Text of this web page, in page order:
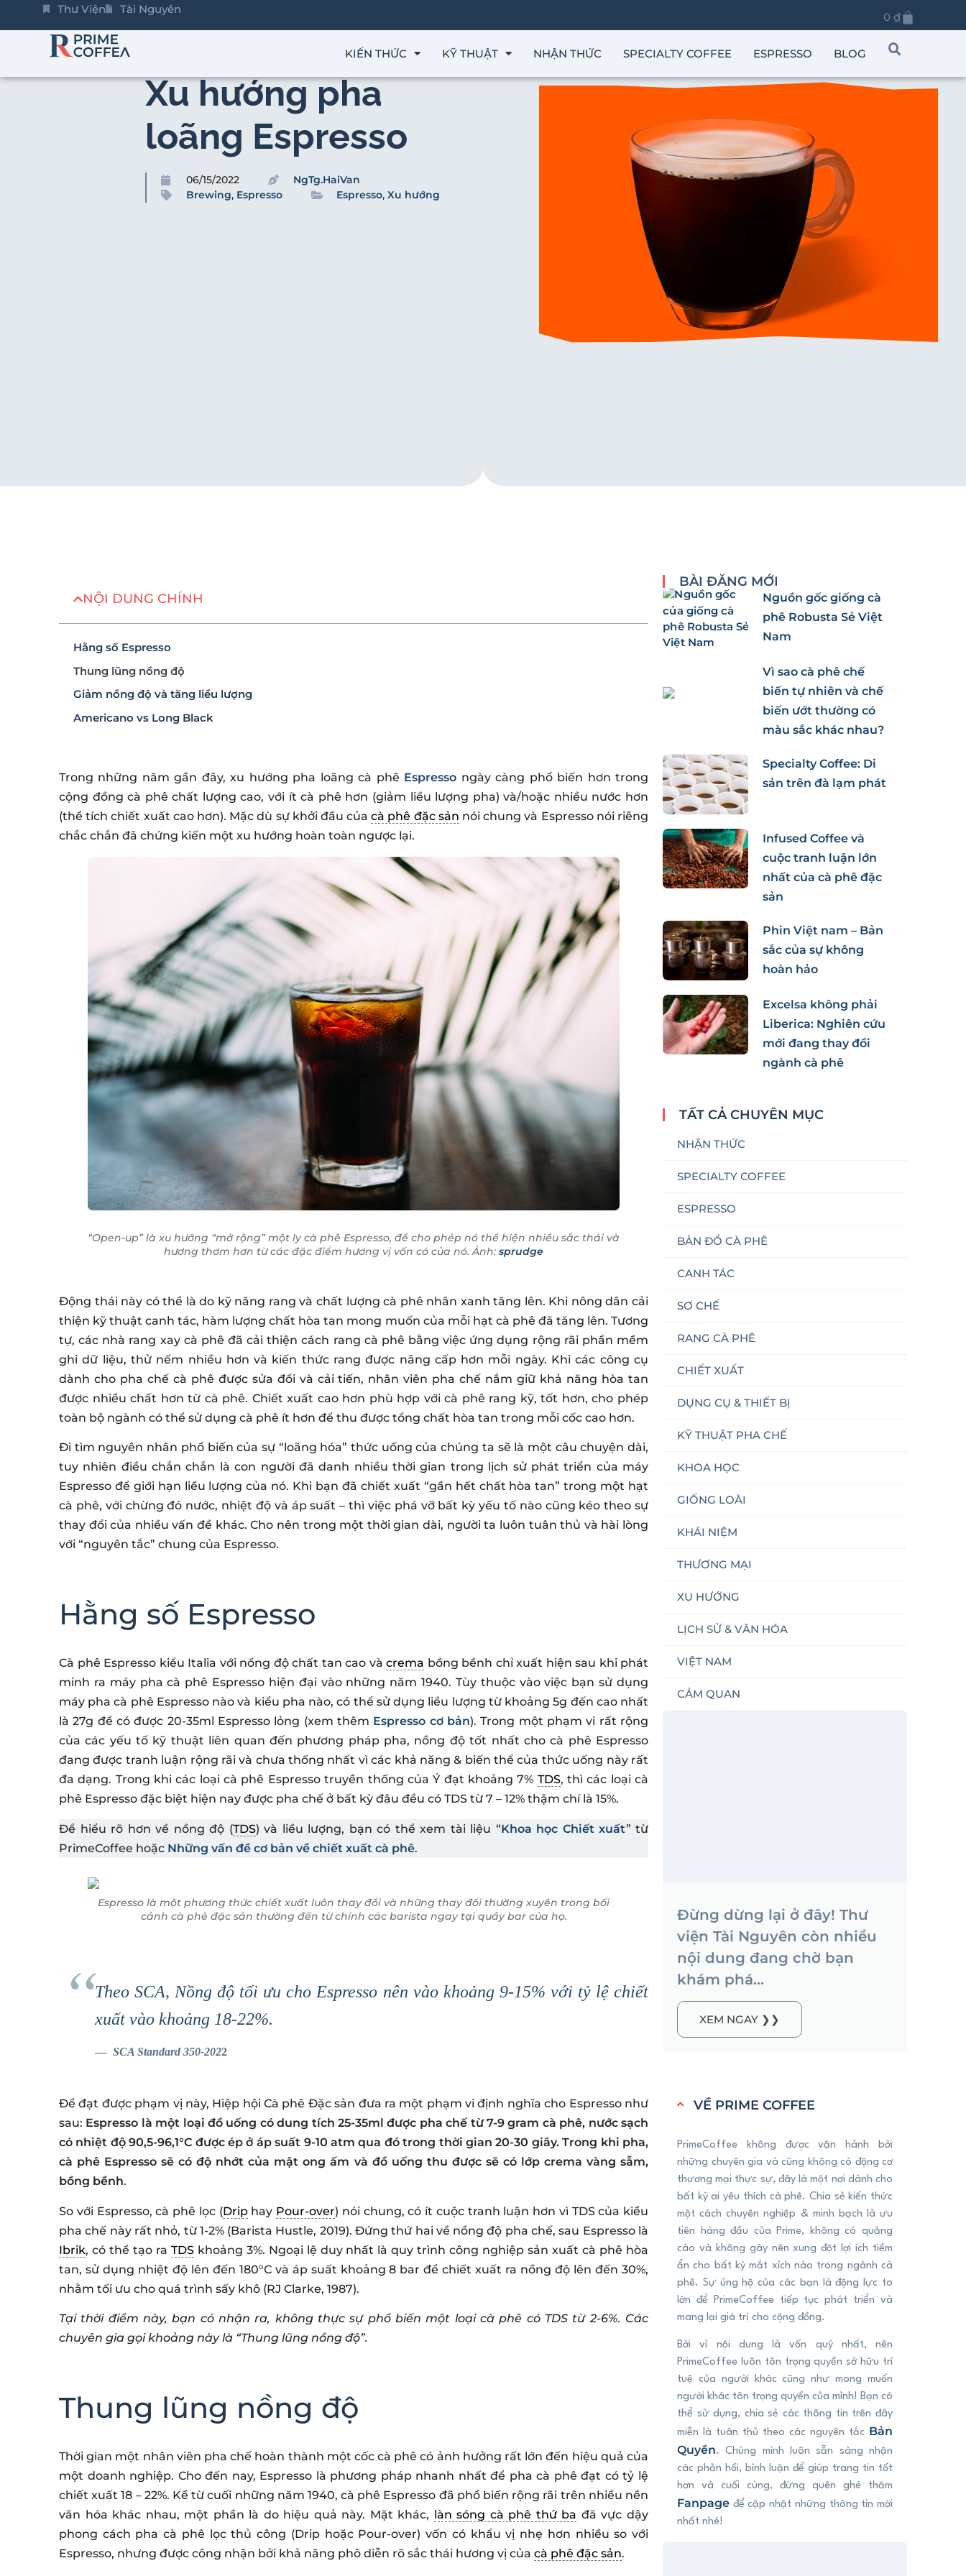
Thư Viện Tài Nguyên
0 ₫
KIẾN THỨC KỸ THUẬT NHẬN THỨC SPECIALTY COFFEE ESPRESSO BLOG
Xu hướng pha
loãng Espresso
06/15/2022
NgTg.HaiVan
Brewing, Espresso Espresso, Xu hướng
NỘI DUNG CHÍNH
Hằng số Espresso
Thung lũng nồng độ
Giảm nồng độ và tăng liều lượng
Americano vs Long Black
Trong những năm gần đây, xu hướng pha loãng cà phê Espresso ngày càng phổ biến hơn trong
cộng đồng cà phê chất lượng cao, với ít cà phê hơn (giảm liều lượng pha) và/hoặc nhiều nước hơn
(thể tích chiết xuất cao hơn). Mặc dù sự khởi đầu củacà phê đặc sản nói chung và Espresso nói riêng
chắc chắn đã chứng kiến một xu hướng hoàn toàn ngược lại.
“Open-up” là xu hướng “mở rộng” một ly cà phê Espresso, để cho phép nó thể hiện nhiều sắc thái và
hương thơm hơn từ các đặc điểm hương vị vốn có của nó. Ảnh: sprudge
Động thái này có thể là do kỹ năng rang và chất lượng cà phê nhân xanh tăng lên. Khi nông dân cải
thiện kỹ thuật canh tác, hàm lượng chất hòa tan mong muốn của mỗi hạt cà phê đã tăng lên. Tương
tự, các nhà rang xay cà phê đã cải thiện cách rang cà phê bằng việc ứng dụng rộng rãi phần mềm
ghi dữ liệu, thử nếm nhiều hơn và kiến thức rang được nâng cấp hơn mỗi ngày. Khi các công cụ
dành cho pha chế cà phê được sửa đổi và cải tiến, nhân viên pha chế nắm giữ khả năng hòa tan
được nhiều chất hơn từ cà phê. Chiết xuất cao hơn phù hợp với cà phê rang kỹ, tốt hơn, cho phép
toàn bộ ngành có thể sử dụng cà phê ít hơn để thu được tổng chất hòa tan trong mỗi cốc cao hơn.
Đi tìm nguyên nhân phổ biến của sự “loãng hóa” thức uống của chúng ta sẽ là một câu chuyện dài,
tuy nhiên điều chắn chắn là con người đã danh nhiều thời gian trong lịch sử phát triển của máy
Espresso để giới hạn liều lượng của nó. Khi bạn đã chiết xuất “gần hết chất hòa tan” trong một hạt
cà phê, với chừng đó nước, nhiệt độ và áp suất – thì việc phá vỡ bất kỳ yếu tố nào cũng kéo theo sự
thay đổi của nhiều vấn đề khác. Cho nên trong một thời gian dài, người ta luôn tuân thủ và hài lòng
với “nguyên tắc” chung của Espresso.
Hằng số Espresso
Cà phê Espresso kiểu Italia với nồng độ chất tan cao và crema bồng bềnh chỉ xuất hiện sau khi phát
minh ra máy pha cà phê Espresso hiện đại vào những năm 1940. Tùy thuộc vào việc bạn sử dụng
máy pha cà phê Espresso nào và kiểu pha nào, có thể sử dụng liều lượng từ khoảng 5g đến cao nhất
là 27g để có được 20-35ml Espresso lỏng (xem thêm Espresso cơ bản). Trong một phạm vi rất rộng
của các yếu tố kỹ thuật liên quan đến phương pháp pha, nồng độ tốt nhất cho cà phê Espresso
đang được tranh luận rộng rãi và chưa thống nhất vì các khả năng & biến thể của thức uống này rất
đa dạng. Trong khi các loại cà phê Espresso truyền thống của Ý đạt khoảng 7% TDS, thì các loại cà
phê Espresso đặc biệt hiện nay được pha chế ở bất kỳ đâu đều có TDS từ 7 – 12% thậm chí là 15%.
Để hiểu rõ hơn về nồng độ (TDS) và liều lượng, bạn có thể xem tài liệu “Khoa học Chiết xuất” từ
PrimeCoffee hoặc Những vấn đề cơ bản về chiết xuất cà phê.
Espresso là một phương thức chiết xuất luôn thay đổi và những thay đổi thường xuyên trong bối
cảnh cà phê đặc sản thường đến từ chính các barista ngay tại quầy bar của họ.
Theo SCA, Nồng độ tối ưu cho Espresso nên vào khoảng 9-15% với tỷ lệ chiết
xuất vào khoảng 18-22%.
SCA Standard 350-2022
Để đạt được phạm vị này, Hiệp hội Cà phê Đặc sản đưa ra một phạm vi định nghĩa cho Espresso như
sau: Espresso là một loại đồ uống có dung tích 25-35ml được pha chế từ 7-9 gram cà phê, nước sạch
có nhiệt độ 90,5-96,1°C được ép ở áp suất 9-10 atm qua đó trong thời gian 20-30 giây. Trong khi pha,
cà phê Espresso sẽ có độ nhớt của mật ong ấm và đồ uống thu được sẽ có lớp crema vàng sẫm,
bồng bềnh.
So với Espresso, cà phê lọc (Driphay Pour-over) nói chung, có ít cuộc tranh luận hơn vì TDS của kiểu
pha chế này rất nhỏ, từ 1-2% (Barista Hustle, 2019). Đứng thứ hai về nồng độ pha chế, sau Espresso là
Ibrik, có thể tạo ra TDSkhoảng 3%. Ngoại lệ duy nhất là quy trình công nghiệp sản xuất cà phê hòa
tan, sử dụng nhiệt độ lên đến 180°C và áp suất khoảng 8 bar để chiết xuất ra nồng độ lên đến 30%,
nhằm tối ưu cho quá trình sấy khô (RJ Clarke, 1987).
Tại thời điểm này, bạn có nhận ra, không thực sự phổ biến một loại cà phê có TDS từ 2-6%. Các
chuyên gia gọi khoảng này là “Thung lũng nồng độ”.
Thung lũng nồng độ
Thời gian một nhân viên pha chế hoàn thành một cốc cà phê có ảnh hưởng rất lớn đến hiệu quả của
một doanh nghiệp. Cho đến nay, Espresso là phương pháp nhanh nhất để pha cà phê đạt có tỷ lệ
chiết xuất 18 – 22%. Kể từ cuối những năm 1940, cà phê Espresso đã phổ biến rộng rãi trên nhiều nền
văn hóa khác nhau, một phần là do hiệu quả này. Mặt khác, làn sóng cà phê thứ ba đã vực dậy
phong cách pha cà phê lọc thủ công (Drip hoặc Pour-over) vốn có khẩu vị nhẹ hơn nhiều so với
Espresso, nhưng được công nhận bởi khả năng phô diễn rõ sắc thái hương vị của cà phê đặc sản.
BÀI ĐĂNG MỚI
Nguồn gốc giống cà
phê Robusta Sẻ Việt
Nam
Vì sao cà phê chế
biến tự nhiên và chế
biến ướt thường có
màu sắc khác nhau?
Specialty Coffee: Di
sản trên đà lạm phát
Infused Coffee và
cuộc tranh luận lớn
nhất của cà phê đặc
sản
Phin Việt nam – Bản
sắc của sự không
hoàn hảo
Excelsa không phải
Liberica: Nghiên cứu
mới đang thay đổi
ngành cà phê
TẤT CẢ CHUYÊN MỤC
NHẬN THỨC
SPECIALTY COFFEE
ESPRESSO
BẢN ĐỒ CÀ PHÊ
CANH TÁC
SƠ CHẾ
RANG CÀ PHÊ
CHIẾT XUẤT
DỤNG CỤ & THIẾT BỊ
KỸ THUẬT PHA CHẾ
KHOA HỌC
GIỐNG LOÀI
KHÁI NIỆM
THƯƠNG MẠI
XU HƯỚNG
LỊCH SỬ & VĂN HÓA
VIỆT NAM
CẢM QUAN
Đừng dừng lại ở đây! Thư
viện Tài Nguyên còn nhiều
nội dung đang chờ bạn
khám phá...
XEM NGAY ❯❯
VỀ PRIME COFFEE
PrimeCoffee không được vận hành bởi
những chuyên gia và cũng không có động cơ
thương mại thực sự, đây là một nơi dành cho
bất kỳ ai yêu thích cà phê. Chia sẻ kiến thức
một cách chuyên nghiệp & minh bạch là ưu
tiên hàng đầu của Prime, không có quảng
cáo và không gây nên xung đột lợi ích tiềm
ẩn cho bất kỳ mắt xích nào trong ngành cà
phê. Sự ủng hộ của các bạn là động lực to
lớn để PrimeCoffee tiếp tục phát triển và
mang lại giá trị cho cộng đồng.
Bởi vì nội dung là vốn quý nhất, nên
PrimeCoffee luôn tôn trọng quyền sở hữu trí
tuệ của người khác cũng như mong muốn
người khác tôn trọng quyền của mình! Bạn có
thể sử dụng, chia sẻ các thông tin trên đây
miễn là tuân thủ theo các nguyên tắc Bản
Quyền. Chúng mình luôn sẵn sàng nhận
các phản hồi, bình luận để giúp trang tin tốt
hơn và cuối cùng, đừng quên ghé thăm
Fanpage để cập nhật những thông tin mới
nhất nhé!